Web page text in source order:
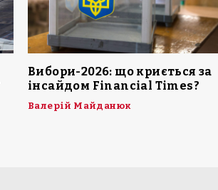
Вибори-2026: що криється за
інсайдом Financial Times?
Валерій Майданюк